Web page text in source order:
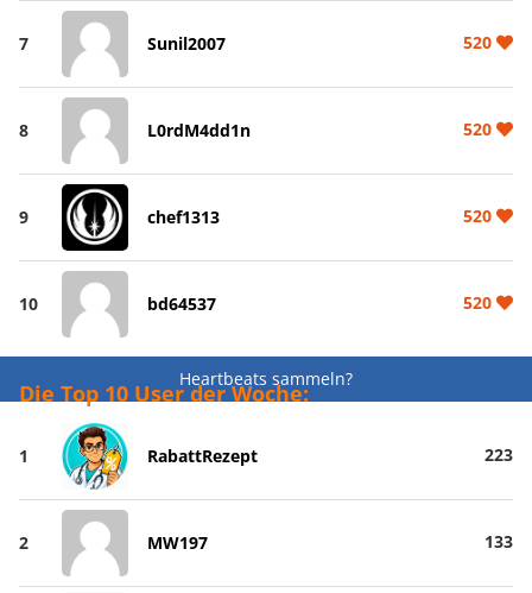
7 Sunil2007 520
8 L0rdM4dd1n 520
9 chef1313 520
10 bd64537 520
Heartbeats sammeln?
Die Top 10 User der Woche:
1 RabattRezept 223
2 MW197 133